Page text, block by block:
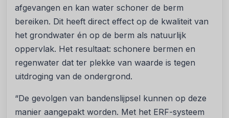
afgevangen en kan water schoner de berm
bereiken. Dit heeft direct effect op de kwaliteit van
het grondwater én op de berm als natuurlijk
oppervlak. Het resultaat: schonere bermen en
regenwater dat ter plekke van waarde is tegen
uitdroging van de ondergrond.
“De gevolgen van bandenslijpsel kunnen op deze
manier aangepakt worden. Met het ERF-systeem